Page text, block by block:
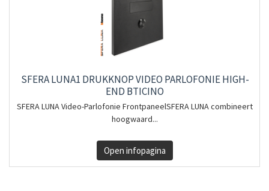
SFERA LUNA1 DRUKKNOP VIDEO PARLOFONIE HIGH-
END BTICINO
SFERA LUNA Video-Parlofonie FrontpaneelSFERA LUNA combineert
hoogwaard...
Open infopagina